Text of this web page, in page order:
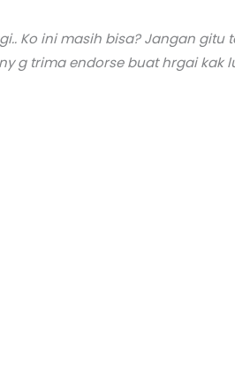
Ko ini masih bisa? Jangan gitu
g trima endorse buat hrgai kak